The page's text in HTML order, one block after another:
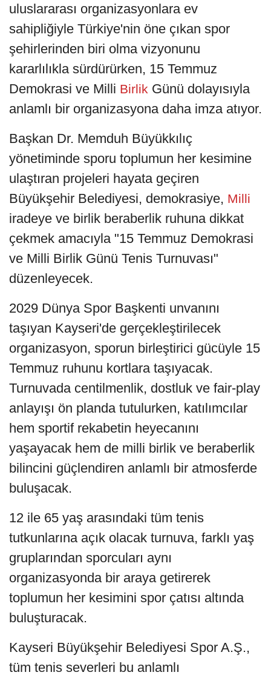
uluslararası organizasyonlara ev
sahipliğiyle Türkiye'nin öne çıkan spor
şehirlerinden biri olma vizyonunu
kararlılıkla sürdürürken, 15 Temmuz
Demokrasi ve Milli Birlik Günü dolayısıyla
anlamlı bir organizasyona daha imza atıyor.
Başkan Dr. Memduh Büyükkılıç
yönetiminde sporu toplumun her kesimine
ulaştıran projeleri hayata geçiren
Büyükşehir Belediyesi, demokrasiye, Milli
iradeye ve birlik beraberlik ruhuna dikkat
çekmek amacıyla "15 Temmuz Demokrasi
ve Milli Birlik Günü Tenis Turnuvası"
düzenleyecek.
2029 Dünya Spor Başkenti unvanını
taşıyan Kayseri'de gerçekleştirilecek
organizasyon, sporun birleştirici gücüyle 15
Temmuz ruhunu kortlara taşıyacak.
Turnuvada centilmenlik, dostluk ve fair-play
anlayışı ön planda tutulurken, katılımcılar
hem sportif rekabetin heyecanını
yaşayacak hem de milli birlik ve beraberlik
bilincini güçlendiren anlamlı bir atmosferde
buluşacak.
12 ile 65 yaş arasındaki tüm tenis
tutkunlarına açık olacak turnuva, farklı yaş
gruplarından sporcuları aynı
organizasyonda bir araya getirerek
toplumun her kesimini spor çatısı altında
buluşturacak.
Kayseri Büyükşehir Belediyesi Spor A.Ş.,
tüm tenis severleri bu anlamlı